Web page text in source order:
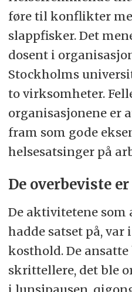
føre til konflikter
slappfisker. Det
dosent i
Stockholms
to virksomheter.
organisasjonene er
fram som gode
helsesatsinger på
De overbeviste
De aktivitetene som
hadde satset på,
kosthold. De
skrittellere, det ble